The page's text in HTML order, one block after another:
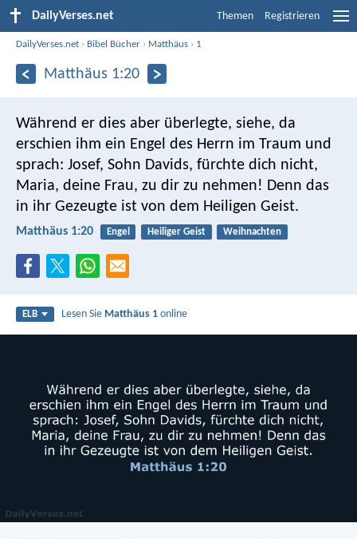
DailyVerses.net Themen Registrieren
DailyVerses.net › Bibel Bücher › Matthäus › 1
Matthäus 1:20
Während er dies aber überlegte, siehe, da
erschien ihm ein Engel des Herrn im Traum und
sprach: Josef, Sohn Davids, fürchte dich nicht,
Maria, deine Frau, zu dir zu nehmen! Denn das
in ihr Gezeugte ist von dem Heiligen Geist.
Matthäus 1:20 Engel Heiliger Geist Weihnachten
ELB Lesen Sie Matthäus 1 online